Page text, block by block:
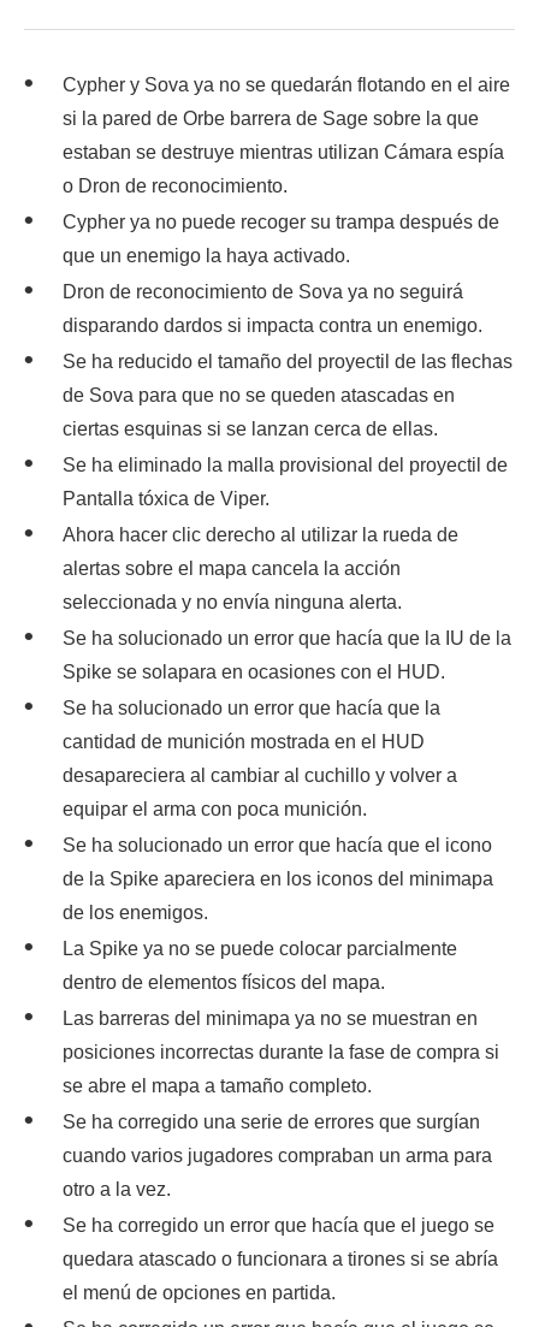
Cypher y Sova ya no se quedarán flotando en el aire
si la pared de Orbe barrera de Sage sobre la que
estaban se destruye mientras utilizan Cámara espía
o Dron de reconocimiento.
Cypher ya no puede recoger su trampa después de
que un enemigo la haya activado.
Dron de reconocimiento de Sova ya no seguirá
disparando dardos si impacta contra un enemigo.
Se ha reducido el tamaño del proyectil de las flechas
de Sova para que no se queden atascadas en
ciertas esquinas si se lanzan cerca de ellas.
Se ha eliminado la malla provisional del proyectil de
Pantalla tóxica de Viper.
Ahora hacer clic derecho al utilizar la rueda de
alertas sobre el mapa cancela la acción
seleccionada y no envía ninguna alerta.
Se ha solucionado un error que hacía que la IU de la
Spike se solapara en ocasiones con el HUD.
Se ha solucionado un error que hacía que la
cantidad de munición mostrada en el HUD
desapareciera al cambiar al cuchillo y volver a
equipar el arma con poca munición.
Se ha solucionado un error que hacía que el icono
de la Spike apareciera en los iconos del minimapa
de los enemigos.
La Spike ya no se puede colocar parcialmente
dentro de elementos físicos del mapa.
Las barreras del minimapa ya no se muestran en
posiciones incorrectas durante la fase de compra si
se abre el mapa a tamaño completo.
Se ha corregido una serie de errores que surgían
cuando varios jugadores compraban un arma para
otro a la vez.
Se ha corregido un error que hacía que el juego se
quedara atascado o funcionara a tirones si se abría
el menú de opciones en partida.